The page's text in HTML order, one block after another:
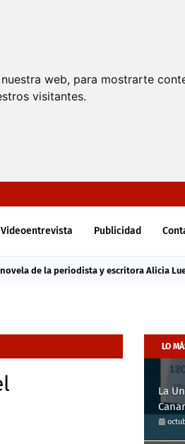
web, para mostrarte
visitantes.
Videoentrevista Publicidad
de la periodista y escritora Alicia
LO
La